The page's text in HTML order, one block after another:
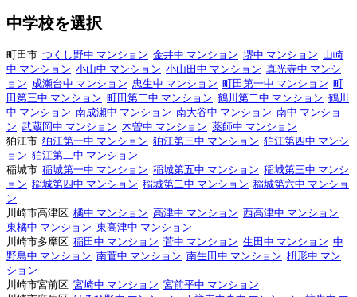
中学校を選択
町田市 つくし野中 マンション 金井中 マンション 堺中 マンション 山崎
中 マンション 小山中 マンション 小山田中 マンション 真光寺中 マンシ
ョン 成瀬台中 マンション 忠生中 マンション 町田第一中 マンション 町
田第三中 マンション 町田第二中 マンション 鶴川第二中 マンション 鶴川
中 マンション 南成瀬中 マンション 南大谷中 マンション 南中 マンショ
ン 武蔵岡中 マンション 木曽中 マンション 薬師中 マンション
狛江市 狛江第一中 マンション 狛江第三中 マンション 狛江第四中 マンシ
ョン 狛江第二中 マンション
稲城市 稲城第一中 マンション 稲城第五中 マンション 稲城第三中 マンシ
ョン 稲城第四中 マンション 稲城第二中 マンション 稲城第六中 マンショ
ン
川崎市高津区 橘中 マンション 高津中 マンション 西高津中 マンション
東橘中 マンション 東高津中 マンション
川崎市多摩区 稲田中 マンション 菅中 マンション 生田中 マンション 中
野島中 マンション 南菅中 マンション 南生田中 マンション 枡形中 マン
ション
川崎市宮前区 宮崎中 マンション 宮前平中 マンション